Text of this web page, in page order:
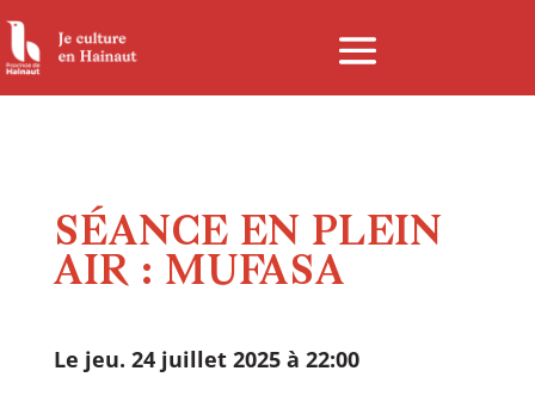
Panneau de gestion des cookies
SÉANCE EN PLEIN
AIR : MUFASA
Le jeu. 24 juillet 2025 à 22:00